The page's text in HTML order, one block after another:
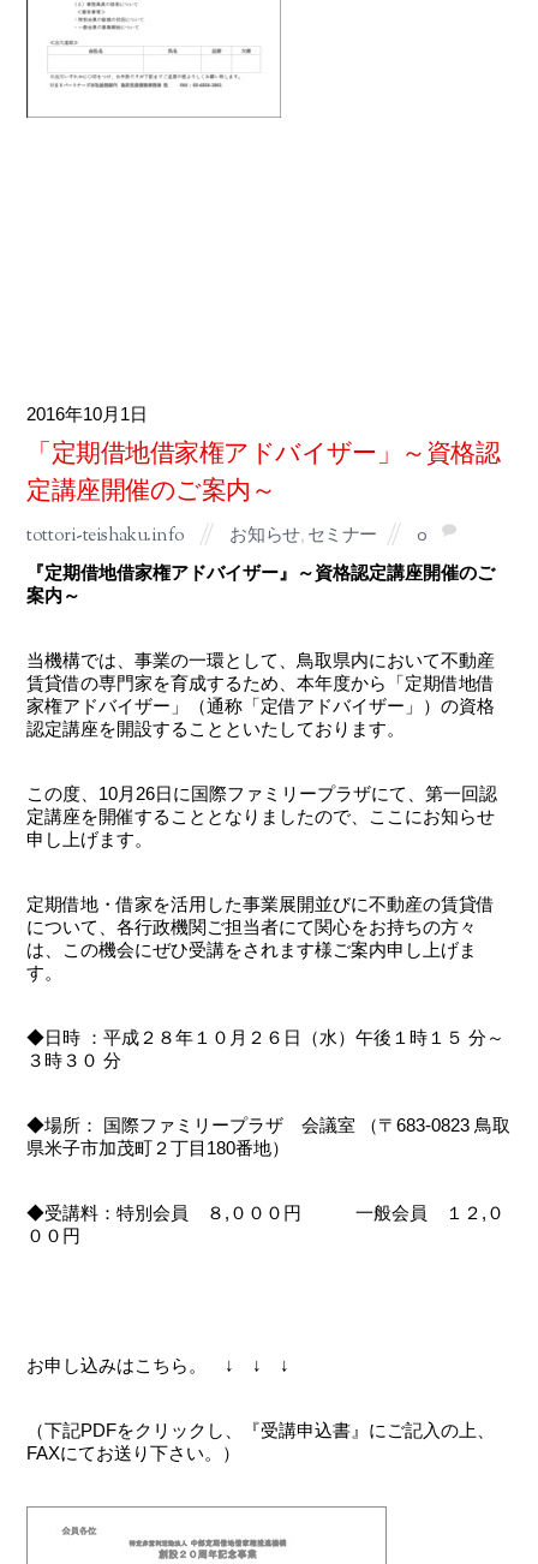
1
10月
2016
「定期借地借家権アドバイザー」～資格認
定講座開催のご案内～
tottori-teishaku.info お知らせ,セミナー 0
『定期借地借家権アドバイザー』～資格認定講座開催のご
案内～
当機構では、事業の一環として、鳥取県内において不動産
賃貸借の専門家を育成するため、本年度から「定期借地借
家権アドバイザー」（通称「定借アドバイザー」）の資格
認定講座を開設することといたしております。
この度、10月26日に国際ファミリープラザにて、第一回認
定講座を開催することとなりましたので、ここにお知らせ
申し上げます。
定期借地・借家を活用した事業展開並びに不動産の賃貸借
について、各行政機関ご担当者にて関心をお持ちの方々
は、この機会にぜひ受講をされます様ご案内申し上げま
す。
◆日時 ：平成２８年１０月２６日（水）午後１時１５ 分～
３時３０ 分
◆場所： 国際ファミリープラザ 会議室 （〒683-0823 鳥取
県米子市加茂町２丁目180番地）
◆受講料：特別会員 ８,０００円 一般会員 １２,０
００円
お申し込みはこちら。 ↓ ↓ ↓
（下記PDFをクリックし、『受講申込書』にご記入の上、
FAXにてお送り下さい。）